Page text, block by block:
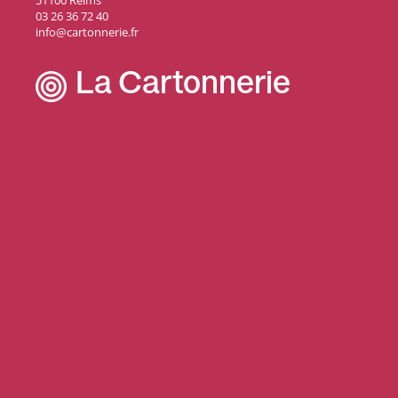
03 26 36 72 40
info@cartonnerie.fr
La Cartonnerie